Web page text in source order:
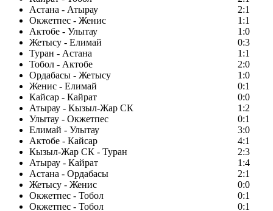
Астана - Атырау
2:1
Окжетпес - Женис
1:1
Актобе - Улытау
1:0
Жетысу - Елимай
0:3
Туран - Астана
1:1
Тобол - Актобе
2:0
Ордабасы - Жетысу
1:0
Женис - Елимай
0:1
Кайсар - Кайрат
0:0
Атырау - Кызыл-Жар СК
1:2
Улытау - Окжетпес
0:1
Елимай - Улытау
3:0
Актобе - Кайсар
4:1
Кызыл-Жар СК - Туран
2:3
Атырау - Кайрат
1:4
Астана - Ордабасы
2:1
Жетысу - Женис
0:0
Окжетпес - Тобол
0:1
Окжетпес - Тобол
0:1